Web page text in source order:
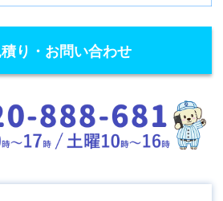
り・お問い合わせ